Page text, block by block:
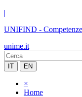
|
UNIFIND -
unime.it
IT EN
×
Home